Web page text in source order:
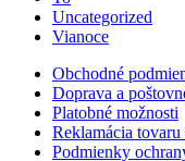
Uncategorized
Vianoce
Obchodné
Doprava a
Platobné možnosti
Reklamácia tovaru
Podmienky